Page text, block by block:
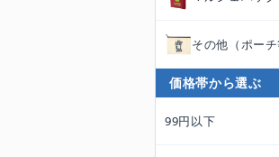
その他（ポーチ
価格帯から選ぶ
99円以下